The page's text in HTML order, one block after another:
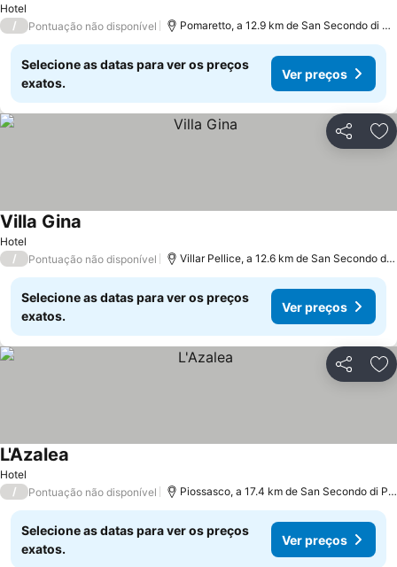
Hotel
/ Pontuação não disponível Pomaretto, a 12.9 km de San Secondo di Pinerolo
Selecione as datas para ver os preços
exatos.
Ver preços
Partilhar
Hotel
Villa Gina
/ Pontuação não disponível Villar Pellice, a 12.6 km de San Secondo di Pinerolo
Selecione as datas para ver os preços
exatos.
Ver preços
Partilhar
Hotel
L'Azalea
/ Pontuação não disponível Piossasco, a 17.4 km de San Secondo di Pinerolo
Selecione as datas para ver os preços
exatos.
Ver preços